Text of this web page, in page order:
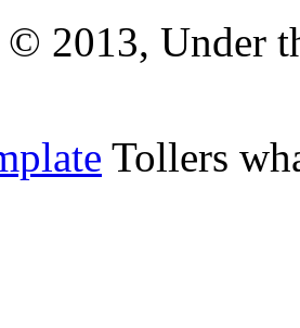
2013, Under
Tollers